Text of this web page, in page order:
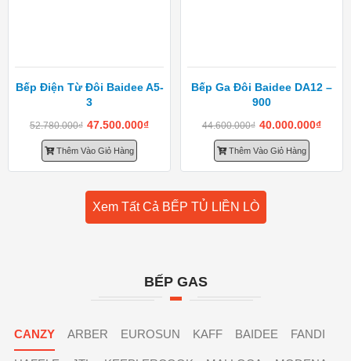
Bếp Điện Từ Đôi Baidee A5-
3
52.780.000₫ 47.500.000₫
Thêm Vào Giỏ Hàng
Bếp Ga Đôi Baidee DA12 –
900
44.600.000₫ 40.000.000₫
Thêm Vào Giỏ Hàng
Xem Tất Cả BẾP TỦ LIỀN LÒ
BẾP GAS
CANZY ARBER EUROSUN KAFF BAIDEE FANDI